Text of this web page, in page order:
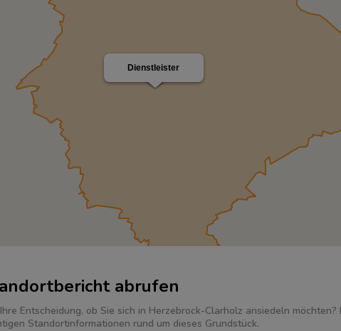
Dienstleister
abrufen
Entscheidung, ob Sie sich in Herzebrock-Clarholz ansiedeln möchten?
Standortinformationen rund um dieses Grundstück.